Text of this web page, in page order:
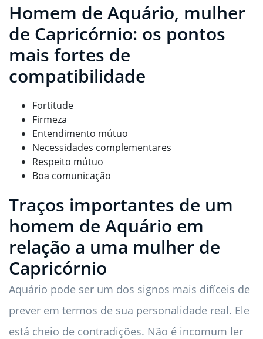
Homem de Aquário, mulher
de Capricórnio: os pontos
mais fortes de
compatibilidade
Fortitude
Firmeza
Entendimento mútuo
Necessidades complementares
Respeito mútuo
Boa comunicação
Traços importantes de um
homem de Aquário em
relação a uma mulher de
Capricórnio
Aquário pode ser um dos signos mais difíceis de
prever em termos de sua personalidade real. Ele
está cheio de contradições. Não é incomum ler